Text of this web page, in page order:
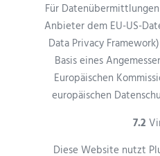
Für
Anbieter dem EU-US-
Data Privacy
Basis eines
Europäischen
europäischen
7.2
Diese Website nutzt